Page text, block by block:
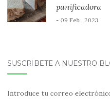
panificadora
- 09 Feb , 2023
SUSCRÍBETE A NUESTRO
Introduce tu correo